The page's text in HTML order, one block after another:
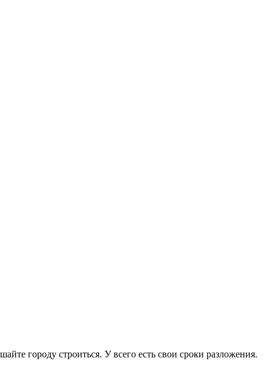
городу строиться. У всего есть свои сроки разложения.